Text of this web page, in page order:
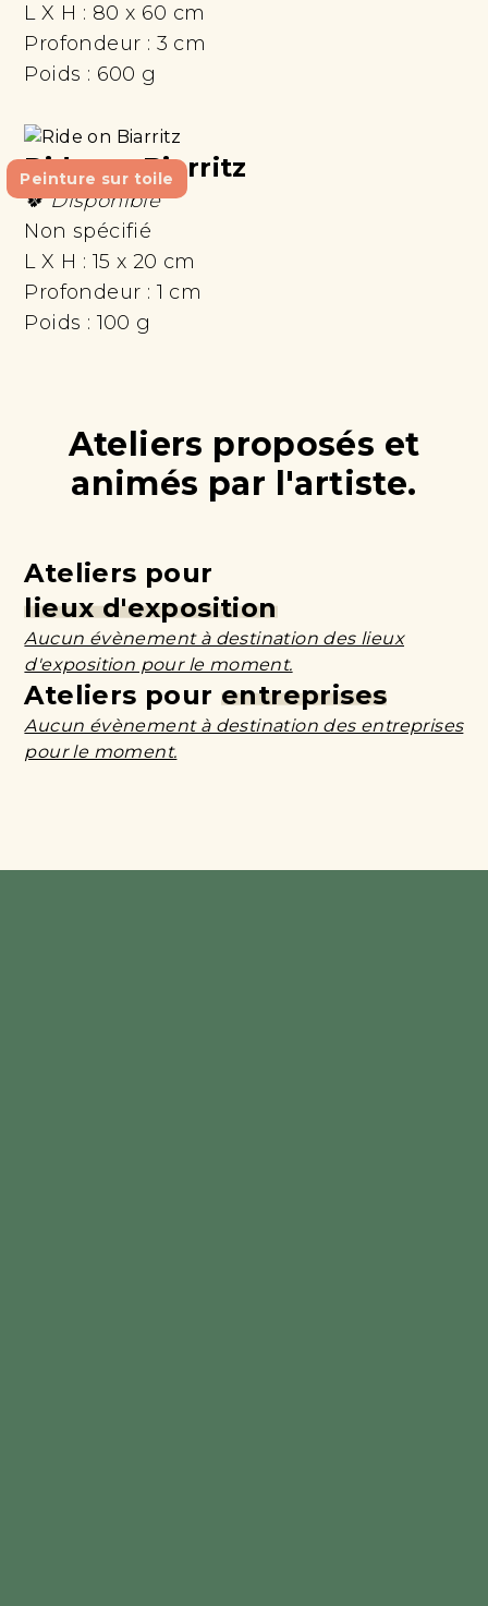
L X H : 80 x 60 cm
Profondeur : 3 cm
Poids : 600 g
Peinture sur toile
Ride on Biarritz
🍀 Disponible
Non spécifié
L X H : 15 x 20 cm
Profondeur : 1 cm
Poids : 100 g
Ateliers proposés et
animés par l'artiste.
Ateliers pour
lieux d'exposition
Aucun évènement à destination des lieux
d'exposition pour le moment.
Ateliers pour entreprises
Aucun évènement à destination des entreprises
pour le moment.